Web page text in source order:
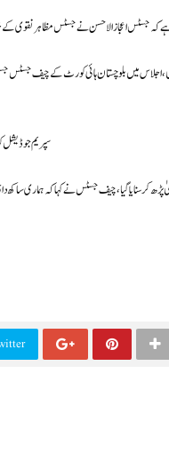
کہ جسٹس اعجاز الاحسن نے جسٹس مظاہر نقوی کے
میں بلوچستان ہائی کورٹ کے چیف جسٹس
سپریم جوڈیشل
سنایا گیا، چیف جسٹس نے کہا کہ ہماری ساکھ داؤ